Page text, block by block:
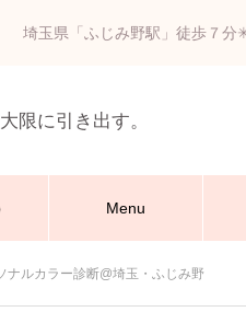
埼玉県「ふじみ野駅」徒歩７
限に引き出す。
Menu
ルカラー診断@埼玉・ふじみ野